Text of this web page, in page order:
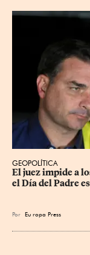
GEOPOLÍTICA
El juez impide a
el Día del Padre
Por Eu ropa Press